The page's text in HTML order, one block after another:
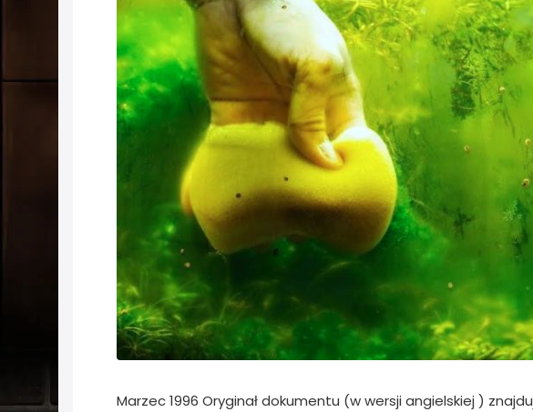
Marzec 1996 Oryginał dokumentu (w wersji angielskiej )